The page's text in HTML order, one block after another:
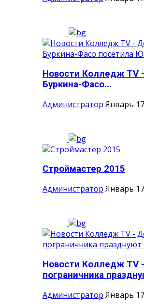
Новости Колледж TV
Буркина-Фасо...
Администратор Январь
Строймастер 2015
Администратор Январь
Новости Колледж TV
пограничника
Администратор Январь